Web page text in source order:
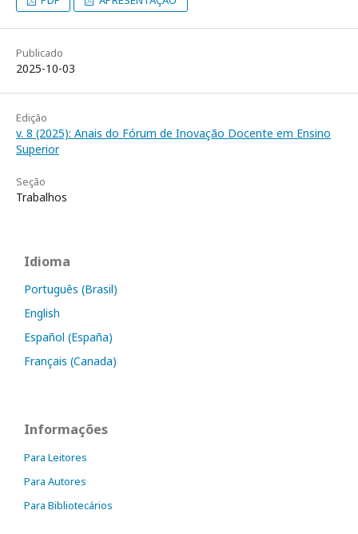
Publicado
2025-10-03
Edição
v. 8 (2025): Anais do Fórum de Inovação Docente em Ensino
Superior
Seção
Trabalhos
Idioma
Português (Brasil)
English
Español (España)
Français (Canada)
Informações
Para Leitores
Para Autores
Para Bibliotecários